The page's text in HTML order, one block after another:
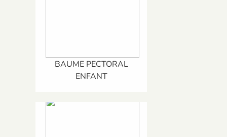
BAUME PECTORAL
ENFANT